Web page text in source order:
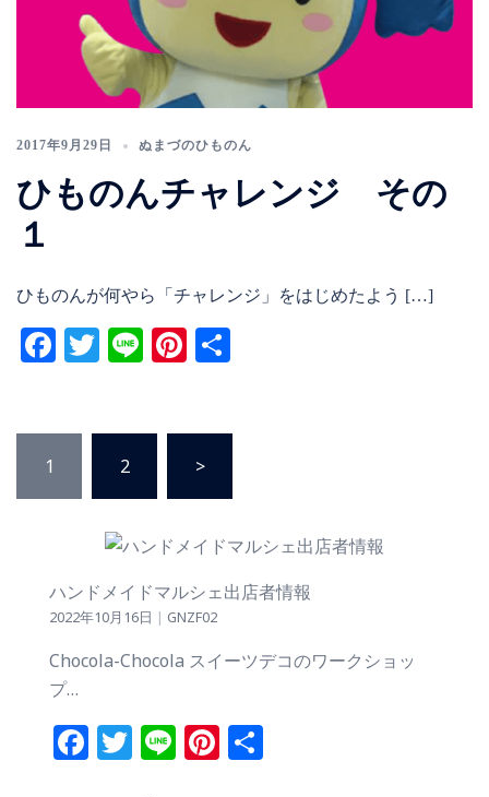
2017年9月29日 ぬまづのひものん
ひものんチャレンジ その
１
ひものんが何やら「チャレンジ」をはじめたよう […]
Facebook
TwitterLinePinterest
の
1 2 >
ハンドメイドマルシェ出店者情報
2022年10月16日 | GNZF02
Chocola-Chocola スイーツデコのワークショッ
プ…
Facebook
Twitter
LinePinterest